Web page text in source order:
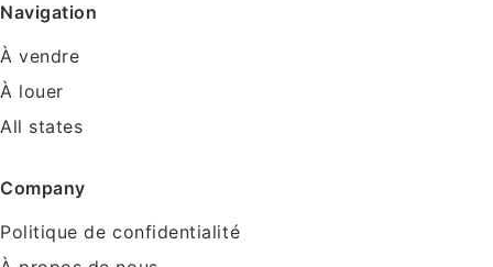
Navigation
À vendre
À louer
All states
Company
Politique de confidentialité